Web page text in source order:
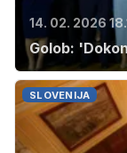
14. 02. 2026
Golob:
SLOVENIJA